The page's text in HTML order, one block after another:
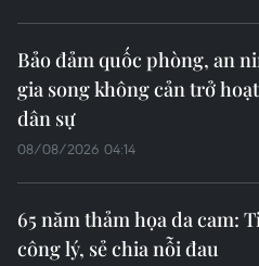
Bảo đảm quốc phòng, an
gia song không cản trở
dân sự
08/08/2026 04:14
65 năm thảm họa da cam:
công lý, sẻ chia nỗi đau